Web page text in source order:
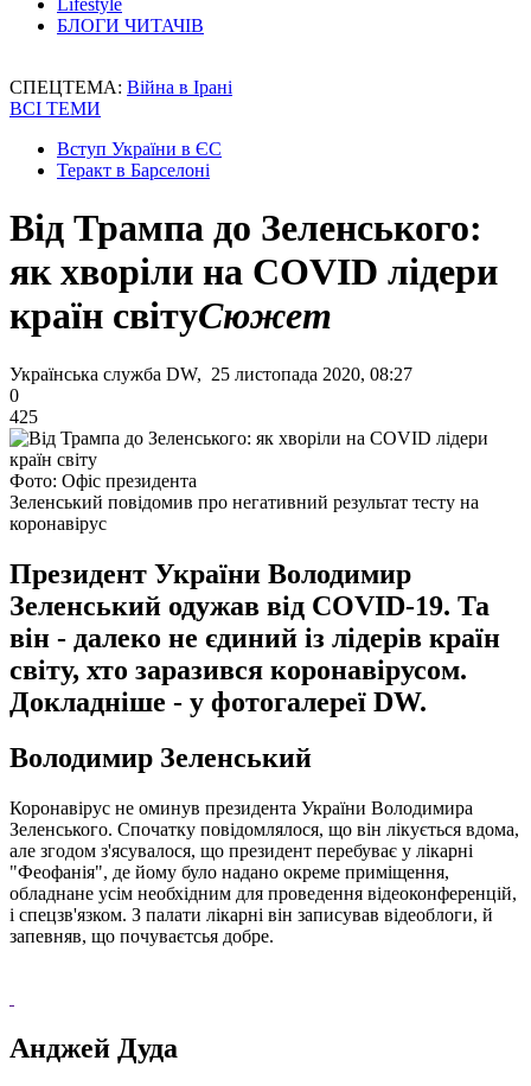
Lifestyle
БЛОГИ ЧИТАЧІВ
СПЕЦТЕМА: Війна в Ірані
ВСІ ТЕМИ
Вступ України в ЄС
Теракт в Барселоні
Від Трампа до Зеленського:
як хворіли на COVID лідери
країн світуСюжет
Українська служба DW, 25 листопада 2020, 08:27
0
425
Фото: Офіс президента
Зеленський повідомив про негативний результат тесту на
коронавірус
Президент України Володимир
Зеленський одужав від COVID-19. Та
він - далеко не єдиний із лідерів країн
світу, хто заразився коронавірусом.
Докладніше - у фотогалереї DW.
Володимир Зеленський
Коронавірус не оминув президента України Володимира
Зеленського. Спочатку повідомлялося, що він лікується вдома,
але згодом з'ясувалося, що президент перебуває у лікарні
"Феофанія", де йому було надано окреме приміщення,
обладнане усім необхідним для проведення відеоконференцій,
і спецзв'язком. З палати лікарні він записував відеоблоги, й
запевняв, що почуваєтсья добре.
Анджей Дуда